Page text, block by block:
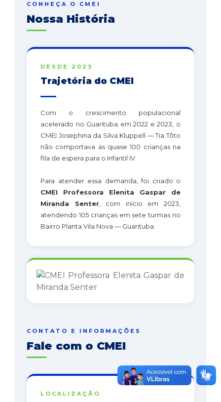
CONHEÇA O CMEI
Nossa História
DESDE 2023
Trajetória do CMEI
Com o crescimento populacional
acelerado no Guarituba em 2022 e 2023, o
CMEI Josephina da Silva Kluppell — Tia Tôto
não comportava as quase 100 crianças na
fila de espera para o Infantil IV.
Para atender essa demanda, foi criado o
CMEI Professora Elenita Gaspar de
Miranda Senter, com início em 2023,
atendendo 105 crianças em sete turmas no
Bairro Planta Vila Nova — Guarituba.
CONTATO E INFORMAÇÕES
Fale com o CMEI
LOCALIZAÇÃO